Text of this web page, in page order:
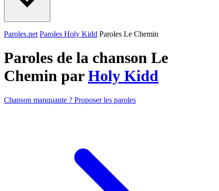
Paroles.net Paroles Holy Kidd Paroles Le Chemin
Paroles de la chanson Le
Chemin parHoly Kidd
Chanson manquante ? Proposer les paroles